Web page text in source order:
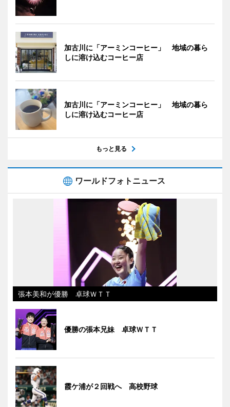
加古川に「アーミンコーヒー」 地域の暮ら
しに溶け込むコーヒー店
加古川に「アーミンコーヒー」 地域の暮ら
しに溶け込むコーヒー店
もっと見る
ワールドフォトニュース
張本美和が優勝 卓球ＷＴＴ
優勝の張本兄妹 卓球ＷＴＴ
霞ケ浦が２回戦へ 高校野球